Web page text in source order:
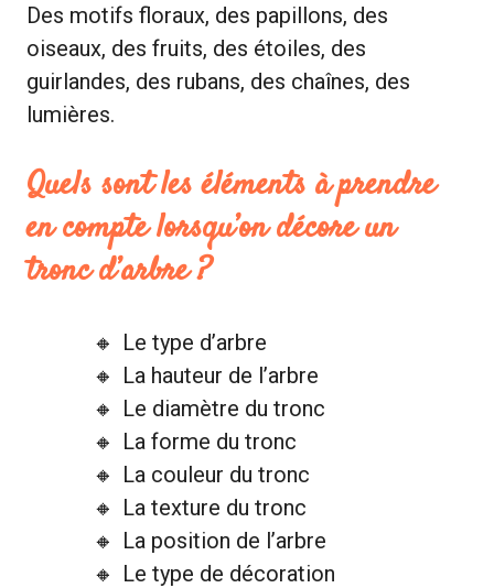
Des motifs floraux, des papillons, des
oiseaux, des fruits, des étoiles, des
guirlandes, des rubans, des chaînes, des
lumières.
Quels sont les éléments à prendre
en compte lorsqu’on décore un
tronc d’arbre ?
Le type d’arbre
La hauteur de l’arbre
Le diamètre du tronc
La forme du tronc
La couleur du tronc
La texture du tronc
La position de l’arbre
Le type de décoration